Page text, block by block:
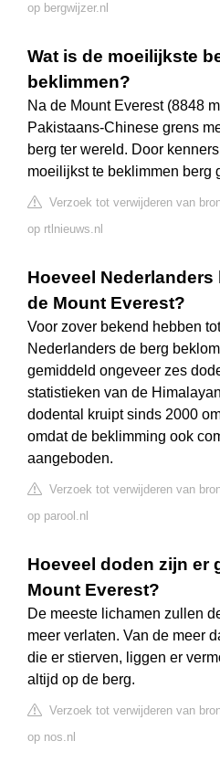
op bergwijzer.nl
Wat is de moeilijkste
beklimmen?
Na de Mount Everest (8848
Pakistaans-Chinese grens
berg ter wereld. Door
moeilijkst te beklimmen berg
Verzoek tot verwijderen van
op rtlnieuws.nl
Hoeveel
de Mount Everest?
Voor zover bekend hebben
Nederlanders de berg
gemiddeld ongeveer zes
statistieken van de
dodental kruipt sinds 2000
omdat de beklimming ook
aangeboden.
Verzoek tot verwijderen van
op parool.nl
Hoeveel doden zijn er
Mount Everest?
De meeste lichamen zullen
meer verlaten. Van de meer
die er stierven, liggen er
altijd op de berg.
Verzoek tot verwijderen van
op nos.nl